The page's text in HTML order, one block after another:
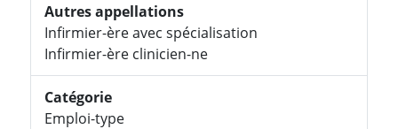
Autres appellations
Infirmier-ère avec spécialisation
Infirmier-ère clinicien-ne
Catégorie
Emploi-type